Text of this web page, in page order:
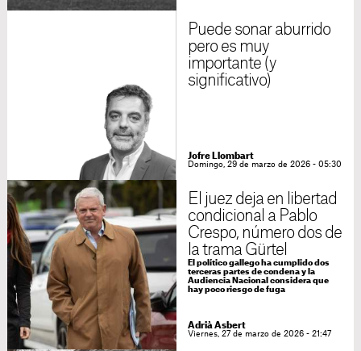
Puede sonar aburrido
pero es muy
importante (y
significativo)
Jofre Llombart
Domingo, 29 de marzo de 2026 - 05:30
El juez deja en libertad
condicional a Pablo
Crespo, número dos de
la trama Gürtel
El político gallego ha cumplido dos
terceras partes de condena y la
Audiencia Nacional considera que
hay poco riesgo de fuga
Adrià Asbert
Viernes, 27 de marzo de 2026 - 21:47